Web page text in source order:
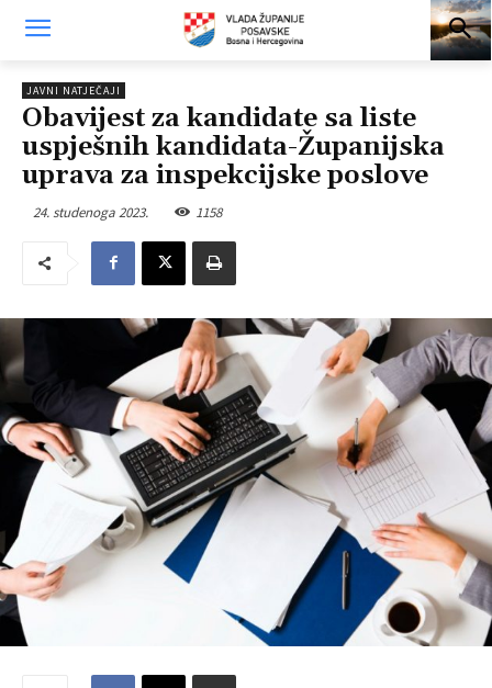
JAVNI NATJEČAJI
Obavijest za kandidate sa liste
uspješnih kandidata-Županijska
uprava za inspekcijske poslove
24. studenoga 2023. 1158